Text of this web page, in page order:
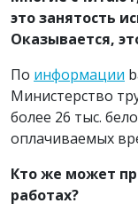
это занятость
Оказывается,
По информации
Министерство
более 26 тыс.
оплачиваемых
Кто же может
работах?